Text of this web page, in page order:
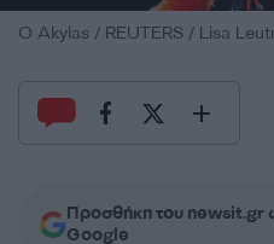
O Akylas / REUTERS / Lisa
Προσθήκη του newsit.gr
Google